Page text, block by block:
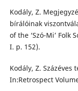
Kodály, Z.
bírálóinak
of the ‘Szó-Mi’ Folk
I. p. 152).
Kodály, Z. Százéves
In:Retrospect